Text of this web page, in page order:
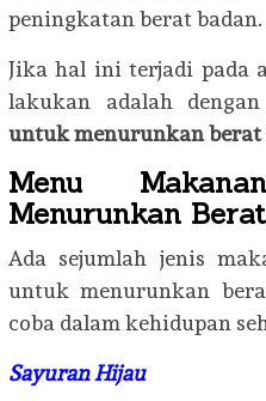
peningkatan berat badan.
Jika hal ini terjadi pada
lakukan adalah
untuk menurunkan berat
Menu
Menurunkan
Ada sejumlah jenis
untuk menurunkan
coba dalam kehidupan
Sayuran Hijau